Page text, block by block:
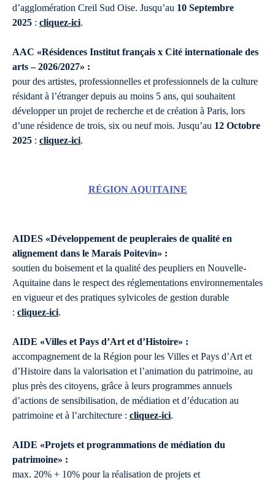
d’agglomération Creil Sud Oise. Jusqu’au 10 Septembre
2025 : cliquez-ici.
AAC «Résidences Institut français x Cité internationale des
arts – 2026/2027» :
pour des artistes, professionnelles et professionnels de la culture
résidant à l’étranger depuis au moins 5 ans, qui souhaitent
développer un projet de recherche et de création à Paris, lors
d’une résidence de trois, six ou neuf mois. Jusqu’au 12 Octobre
2025 : cliquez-ici.
RÉGION AQUITAINE
AIDES «Développement de peupleraies de qualité en
alignement dans le Marais Poitevin» :
soutien du boisement et la qualité des peupliers en Nouvelle-
Aquitaine dans le respect des réglementations environnementales
en vigueur et des pratiques sylvicoles de gestion durable
: cliquez-ici.
AIDE «Villes et Pays d’Art et d’Histoire» :
accompagnement de la Région pour les Villes et Pays d’Art et
d’Histoire dans la valorisation et l’animation du patrimoine, au
plus près des citoyens, grâce à leurs programmes annuels
d’actions de sensibilisation, de médiation et d’éducation au
patrimoine et à l’architecture : cliquez-ici.
AIDE «Projets et programmations de médiation du
patrimoine» :
max. 20% + 10% pour la réalisation de projets et